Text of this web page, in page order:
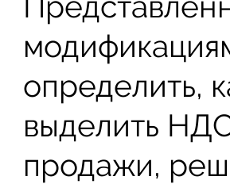
определить,
выделить
продажи,